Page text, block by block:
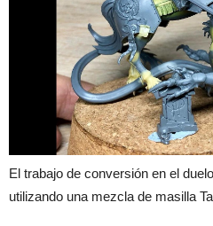
El trabajo de conversión en el
utilizando una mezcla de masilla